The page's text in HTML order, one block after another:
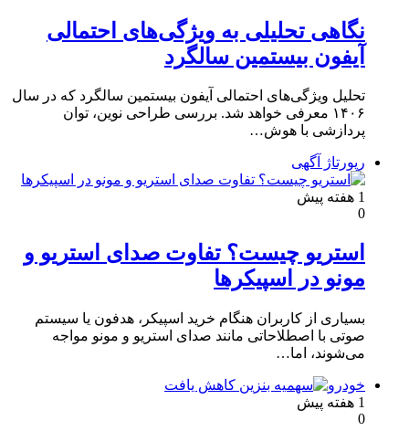
نگاهی تحلیلی به ویژگی‌های احتمالی
آیفون بیستمین سالگرد
تحلیل ویژگی‌های احتمالی آیفون بیستمین سالگرد که در سال
۱۴۰۶ معرفی خواهد شد. بررسی طراحی نوین، توان
پردازشی با هوش…
رپورتاژ آگهی
1 هفته پیش
0
استریو چیست؟ تفاوت صدای استریو و
مونو در اسپیکرها
بسیاری از کاربران هنگام خرید اسپیکر، هدفون یا سیستم
صوتی با اصطلاحاتی مانند صدای استریو و مونو مواجه
می‌شوند، اما…
خودرو
1 هفته پیش
0